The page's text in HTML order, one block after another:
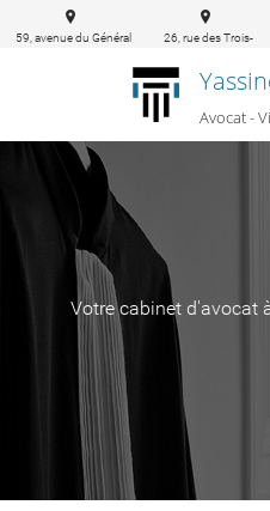
Avocat -
59, avenue du Général
26, rue des Trois-
Bordeaux
Votre cabinet d'avocat